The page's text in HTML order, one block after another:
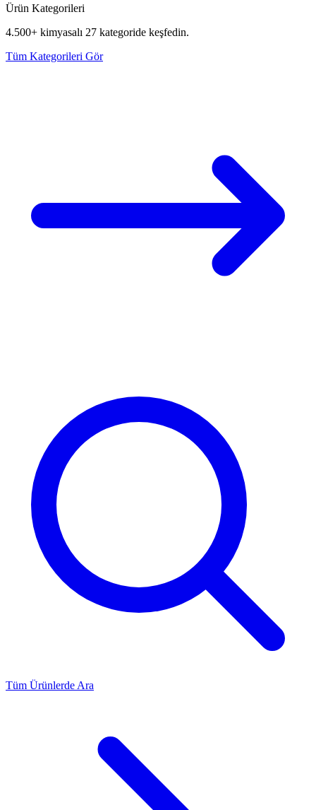
Ürün Kategorileri
4.500+ kimyasalı 27 kategoride keşfedin.
Tüm Kategorileri Gör
Tüm Ürünlerde Ara